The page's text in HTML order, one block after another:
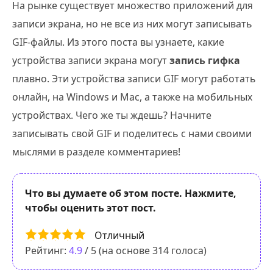
На рынке существует множество приложений для
записи экрана, но не все из них могут записывать
GIF-файлы. Из этого поста вы узнаете, какие
устройства записи экрана могутзапись гифка
плавно. Эти устройства записи GIF могут работать
онлайн, на Windows и Mac, а также на мобильных
устройствах. Чего же ты ждешь? Начните
записывать свой GIF и поделитесь с нами своими
мыслями в разделе комментариев!
Что вы думаете об этом посте. Нажмите,
чтобы оценить этот пост.
Отличный
Рейтинг: 4.9/ 5 (на основе314 голоса)